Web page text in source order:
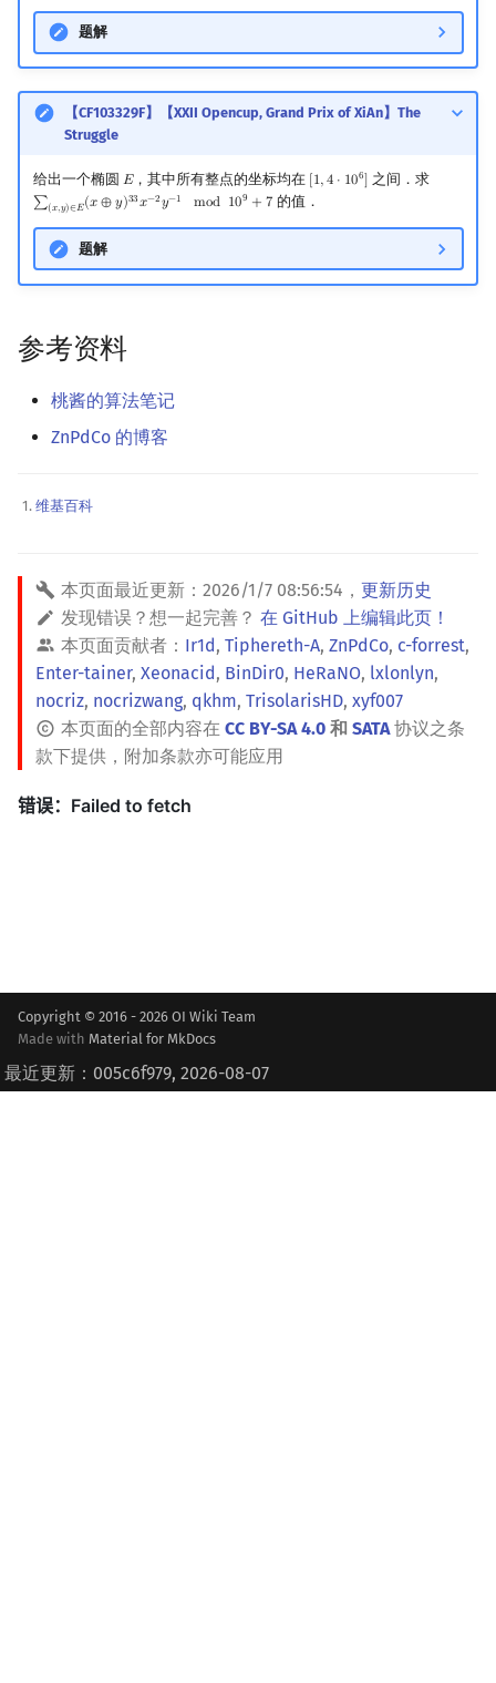
题解
【CF103329F】【XXII Opencup, Grand Prix of XiAn】The
Struggle
给出一个椭圆 𝐸
E，其中所有整点的坐标均在 [1,4 ⋅ 106]
[1, 4⋅ 106] 之间．求
∑(𝑥,𝑦)∈𝐸(𝑥⊕𝑦)33𝑥−2𝑦−1 mod 109 + 7
∑(x,y )∈E(x⊕y)33x−2y−1mod109+ 7 的值．
题解
参考资料
桃酱的算法笔记
ZnPdCo 的博客
维基百科
本页面最近更新： 2026/1/7 08:56:54 ， 更新历史
发现错误？想一起完善？ 在 GitHub 上编辑此页！
本页面贡献者： Ir1d, Tiphereth-A, ZnPdCo, c-forrest,
Enter-tainer, Xeonacid, BinDir0, HeRaNO, lxlonlyn,
nocriz, nocrizwang, qkhm, TrisolarisHD, xyf007
本页面的全部内容在 CC BY-SA 4.0 和 SATA协议之条
款下提供，附加条款亦可能应用
Copyright © 2016 - 2026 OI Wiki Team
Made with Material for MkDocs
最近更新：005c6f979, 2026-08-07